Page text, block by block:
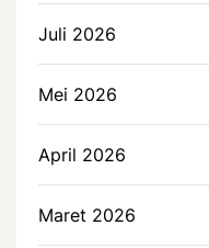
Juli 2026
Mei 2026
April 2026
Maret 2026